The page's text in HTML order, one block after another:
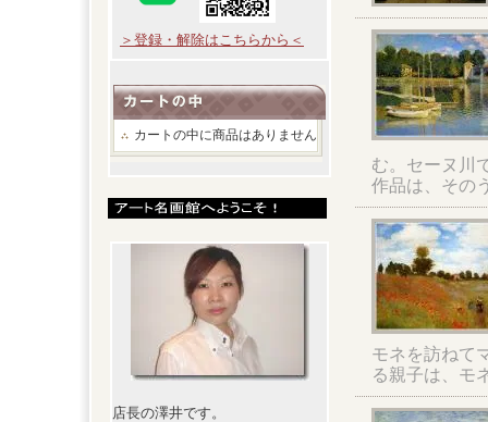
＞登録・解除はこちらから＜
カートの中に商品はありません
店長の澤井です。
む。セーヌ川
作品は、その
モネを訪ねて
る親子は、モ